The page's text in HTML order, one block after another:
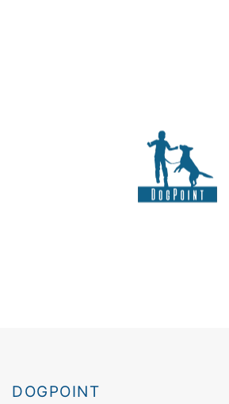
DOGPOINT